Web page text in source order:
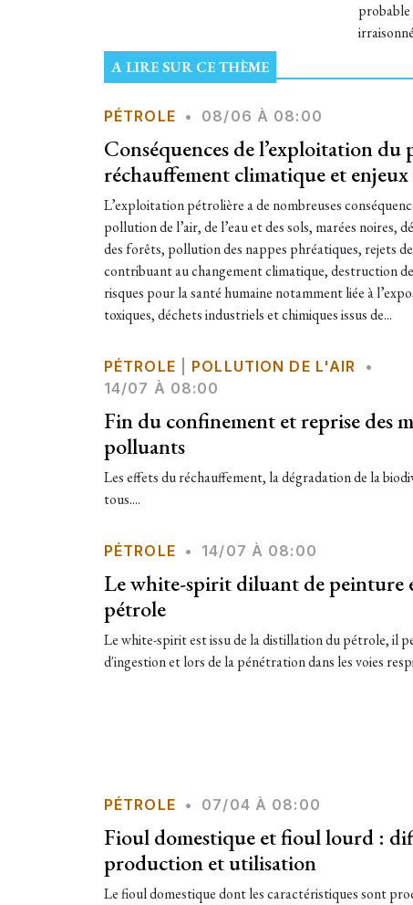
probable
A LIRE SUR CE THÈME
PÉTROLE • 08/06 À 08:00
Conséquences de l’exploitation
réchauffement climatique et
L’exploitation pétrolière a de nombreuses
pollution de l’air, de l’eau et des sols, marées noires,
des forêts, pollution des nappes phréatiques, rejets
contribuant au changement climatique, destruction
risques pour la santé humaine notamment liée à
toxiques, déchets industriels et chimiques issus de...
PÉTROLE POLLUTION DE L'AIR
•
14/07 À 08:00
Fin du confinement et reprise des
polluants
Les effets du réchauffement, la dégradation de la
tous....
PÉTROLE • 14/07 À 08:00
Le white-spirit diluant de peinture
pétrole
Le white-spirit est issu de la distillation du pétrole, il
d'ingestion et lors de la pénétration dans les voies
PÉTROLE • 07/04 À 08:00
Fioul domestique et fioul lourd :
production et utilisation
Le fioul domestique dont les caractéristiques sont